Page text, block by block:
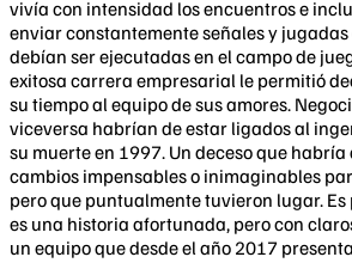
vivía con intensidad los encuentros e
enviar constantemente señales y
debían ser ejecutadas en el campo de
exitosa carrera empresarial le permitió
su tiempo al equipo de sus amores.
viceversa habrían de estar ligados al
su muerte en 1997. Un deceso que
cambios impensables o inimaginables
pero que puntualmente tuvieron lugar. Es
es una historia afortunada, pero con
un equipo que desde el año 2017